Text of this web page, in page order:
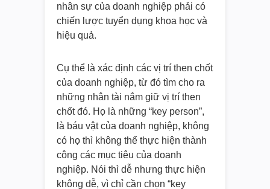
nhân sự của doanh nghiệp phải có
chiến lược tuyển dụng khoa học và
hiệu quả.
Cụ thể là xác định các vị trí then chốt
của doanh nghiệp, từ đó tìm cho ra
những nhân tài nắm giữ vị trí then
chốt đó. Họ là những “key person”,
là báu vật của doanh nghiệp, không
có họ thì không thể thực hiện thành
công các mục tiêu của doanh
nghiệp. Nói thì dễ nhưng thực hiện
không dễ, vì chỉ cần chọn “key